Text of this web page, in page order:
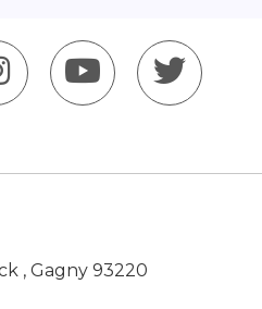
, Gagny 93220